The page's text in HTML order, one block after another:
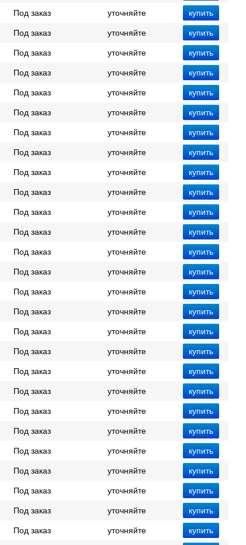
Под заказ уточняйте
Под заказ уточняйте
Под заказ уточняйте
Под заказ уточняйте
Под заказ уточняйте
Под заказ уточняйте
Под заказ уточняйте
Под заказ уточняйте
Под заказ уточняйте
Под заказ уточняйте
Под заказ уточняйте
Под заказ уточняйте
Под заказ уточняйте
Под заказ уточняйте
Под заказ уточняйте
Под заказ уточняйте
Под заказ уточняйте
Под заказ уточняйте
Под заказ уточняйте
Под заказ уточняйте
Под заказ уточняйте
Под заказ уточняйте
Под заказ уточняйте
Под заказ уточняйте
Под заказ уточняйте
Под заказ уточняйте
Под заказ уточняйте